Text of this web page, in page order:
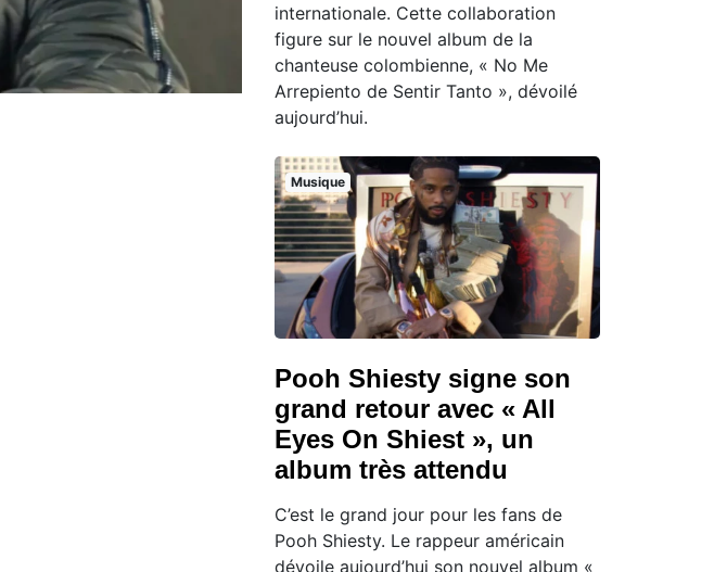
internationale. Cette collaboration
figure sur le nouvel album de la
chanteuse colombienne, « No Me
Arrepiento de Sentir Tanto », dévoilé
aujourd’hui.
Musique
Pooh Shiesty signe son
grand retour avec « All
Eyes On Shiest », un
album très attendu
C’est le grand jour pour les fans de
Pooh Shiesty. Le rappeur américain
dévoile aujourd’hui son nouvel album «